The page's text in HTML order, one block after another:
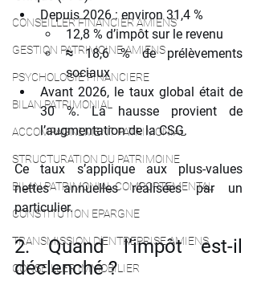
CONSEILLER FINANCIER AMIENS
GESTION PATRIMOINE AMIENS
PSYCHOLOGIE FINANCIERE
BILAN PATRIMONIAL
ACCOMPAGNEMENT PATRIMONIAL
STRUCTURATION DU PATRIMOINE
BILAN PATRIMONIAL COMPORTEMENTAL
CONSTITUTION EPARGNE
TRANSMISSION D'ENTREPRISE AMIENS
CONSEILLER IMMOBILIER
Depuis 2026 : environ 31,4 %
12,8 % d’impôt sur le revenu
≈ 18,6 % de prélèvements
sociaux
Avant 2026, le taux global était de
30 %. La hausse provient de
l’augmentation de la CSG.
Ce taux s’applique aux plus-values
nettes annuelles réalisées par un
particulier.
2. Quand l’impôt est-il
déclenché ?